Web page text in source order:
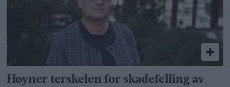
Høyner terskelen for skadefelling av